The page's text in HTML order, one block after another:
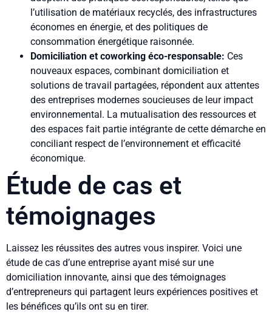
l’utilisation de matériaux recyclés, des infrastructures
économes en énergie, et des politiques de
consommation énergétique raisonnée.
Domiciliation et coworking éco-responsable: Ces
nouveaux espaces, combinant domiciliation et
solutions de travail partagées, répondent aux attentes
des entreprises modernes soucieuses de leur impact
environnemental. La mutualisation des ressources et
des espaces fait partie intégrante de cette démarche en
conciliant respect de l’environnement et efficacité
économique.
Étude de cas et
témoignages
Laissez les réussites des autres vous inspirer. Voici une
étude de cas d’une entreprise ayant misé sur une
domiciliation innovante, ainsi que des témoignages
d’entrepreneurs qui partagent leurs expériences positives et
les bénéfices qu’ils ont su en tirer.